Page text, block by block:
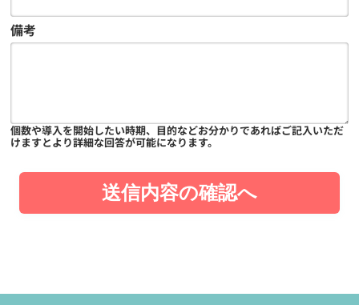
備考
個数や導入を開始したい時期、目的などお分かりであればご記入いただ
けますとより詳細な回答が可能になります。
送信内容の確認へ